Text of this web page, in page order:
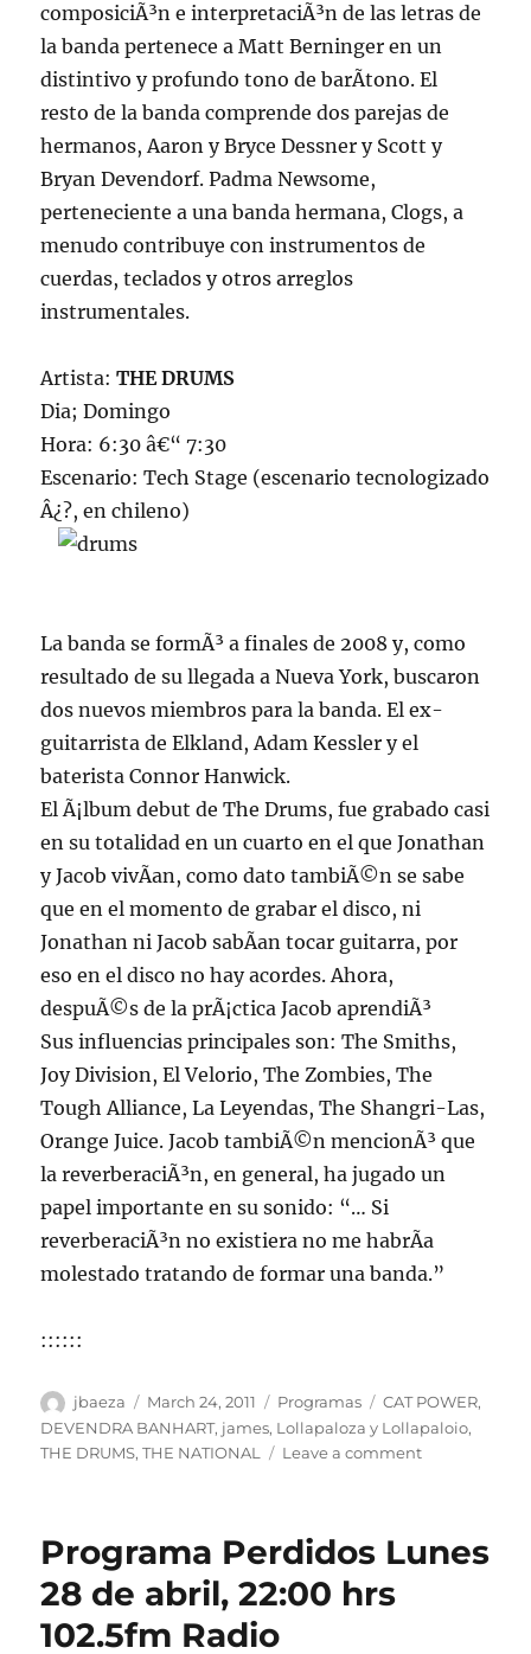
composiciÃ³n e interpretaciÃ³n de las letras de
la banda pertenece a Matt Berninger en un
distintivo y profundo tono de barÃ­tono. El
resto de la banda comprende dos parejas de
hermanos, Aaron y Bryce Dessner y Scott y
Bryan Devendorf. Padma Newsome,
perteneciente a una banda hermana, Clogs, a
menudo contribuye con instrumentos de
cuerdas, teclados y otros arreglos
instrumentales.
Artista:THE DRUMS
Dia; Domingo
Hora: 6:30 â€“ 7:30
Escenario: Tech Stage (escenario tecnologizado
Â¿?, en chileno)
La banda se formÃ³ a finales de 2008 y, como
resultado de su llegada a Nueva York, buscaron
dos nuevos miembros para la banda. El ex-
guitarrista de Elkland, Adam Kessler y el
baterista Connor Hanwick.
El Ã¡lbum debut de The Drums, fue grabado casi
en su totalidad en un cuarto en el que Jonathan
y Jacob vivÃ­an, como dato tambiÃ©n se sabe
que en el momento de grabar el disco, ni
Jonathan ni Jacob sabÃ­an tocar guitarra, por
eso en el disco no hay acordes. Ahora,
despuÃ©s de la prÃ¡ctica Jacob aprendiÃ³
Sus influencias principales son: The Smiths,
Joy Division, El Velorio, The Zombies, The
Tough Alliance, La Leyendas, The Shangri-Las,
Orange Juice. Jacob tambiÃ©n mencionÃ³ que
la reverberaciÃ³n, en general, ha jugado un
papel importante en su sonido: “… Si
reverberaciÃ³n no existiera no me habrÃ­a
molestado tratando de formar una banda.”
::::::
Author
jbaeza
Posted
on
March 24, 2011 Categories
Programas Tags
CAT POWER,
DEVENDRA BANHART, james, Lollapaloza y Lollapaloio,
THE DRUMS,THE NATIONAL Leave a commenton
de
Programa Perdidos Lunes
28 de abril, 22:00 hrs
102.5fm Radio